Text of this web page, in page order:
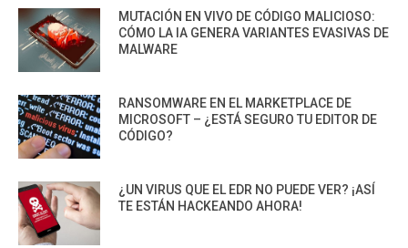
MUTACIÓN EN VIVO DE CÓDIGO MALICIOSO:
CÓMO LA IA GENERA VARIANTES EVASIVAS DE
MALWARE
RANSOMWARE EN EL MARKETPLACE DE
MICROSOFT – ¿ESTÁ SEGURO TU EDITOR DE
CÓDIGO?
¿UN VIRUS QUE EL EDR NO PUEDE VER? ¡ASÍ
TE ESTÁN HACKEANDO AHORA!